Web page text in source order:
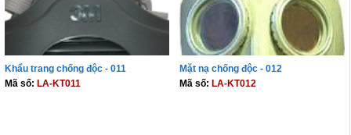
Khẩu trang chống độc - 011
Mã số: LA-KT011
Mặt nạ chống độc - 012
Mã số: LA-KT012